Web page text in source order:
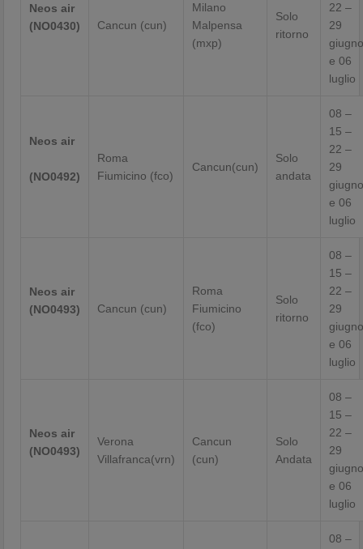
Neos air
(NO0430)
Cancun (cun)
Milano
Malpensa
(mxp)
Solo
ritorno
22 –
29
e 06
luglio
Neos air
(NO0492)
Roma
Fiumicino (fco)
Cancun(cun)
Solo
andata
08 –
15 –
22 –
29
e 06
luglio
Neos air
(NO0493)
Cancun (cun)
Roma
Fiumicino
(fco)
Solo
ritorno
08 –
15 –
22 –
29
e 06
luglio
Neos air
(NO0493)
Verona
Villafranca(vrn)
Cancun
(cun)
Solo
Andata
08 –
15 –
22 –
29
e 06
luglio
08 –